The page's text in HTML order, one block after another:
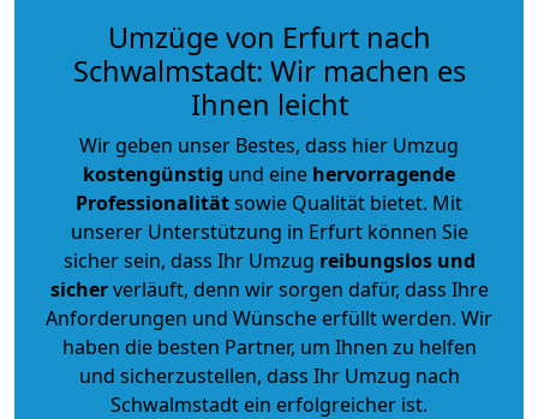
Umzüge von Erfurt nach
Schwalmstadt: Wir machen es
Ihnen leicht
Wir geben unser Bestes, dass hier Umzug
kostengünstig und eine hervorragende
Professionalitätsowie Qualität bietet. Mit
unserer Unterstützung in Erfurt können Sie
sicher sein, dass Ihr Umzug reibungslos und
sicherverläuft, denn wir sorgen dafür, dass Ihre
Anforderungen und Wünsche erfüllt werden. Wir
haben die besten Partner, um Ihnen zu helfen
und sicherzustellen, dass Ihr Umzug nach
Schwalmstadt ein erfolgreicher ist.